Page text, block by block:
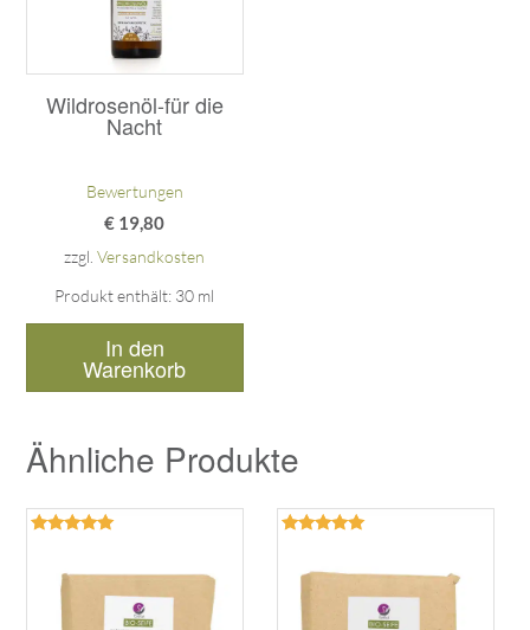
Wildrosenöl-für die
Nacht
Bewertungen
€ 19,80
zzgl.Versandkosten
Produkt enthält: 30 ml
In den
Warenkorb
Ähnliche Produkte
5.00
von 5
5.00